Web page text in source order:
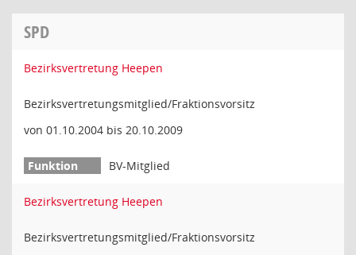
SPD
Bezirksvertretung Heepen
Bezirksvertretungsmitglied/Fraktionsvorsitz
von 01.10.2004 bis 20.10.2009
BV-Mitglied
Bezirksvertretung Heepen
Bezirksvertretungsmitglied/Fraktionsvorsitz